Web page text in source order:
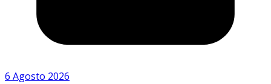
6 Agosto 2026